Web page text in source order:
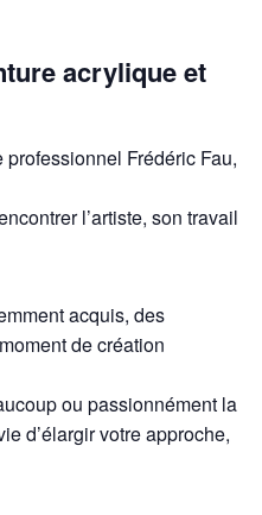
acrylique et
professionnel Frédéric Fau,
l’artiste, son travail
acquis, des
de création
ou passionnément la
d’élargir votre approche,